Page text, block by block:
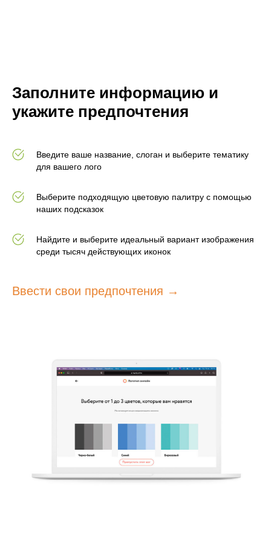
Заполните информацию и
укажите предпочтения
Введите ваше название, слоган и выберите тематику
для вашего лого
Выберите подходящую цветовую палитру с помощью
наших подсказок
Найдите и выберите идеальный вариант изображения
среди тысяч действующих иконок
Ввести свои предпочтения